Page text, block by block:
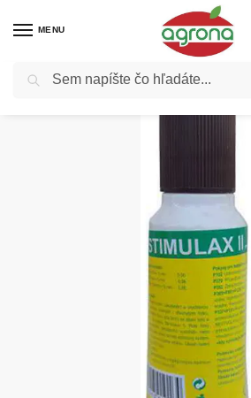
MENU
Domov Postreky-prípravky proti chorobám a škodcom